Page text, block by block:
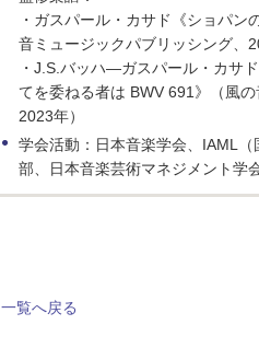
・ガスパール・カサド《ショパ
音ミュージックパブリッシング、
・J.S.バッハ―ガスパール・カサ
てを委ねる者は BWV 691》（風
2023年）
学会活動：日本音楽学会、IAML
部、日本音楽芸術マネジメント学
一覧へ戻る